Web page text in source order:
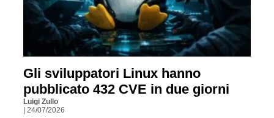
Gli sviluppatori Linux hanno
pubblicato 432 CVE in due giorni
Luigi Zullo
| 24/07/2026